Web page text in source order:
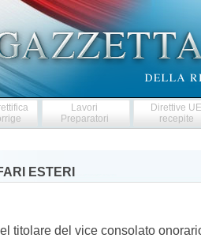
Lavori
Preparatori
Direttive
recepite
ESTERI
titolare del vice consolato